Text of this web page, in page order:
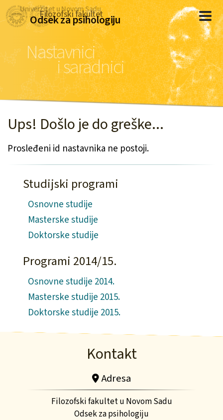
Nastavnici
i saradnici
Univerzitet u Novom Sadu
Filozofski fakultet
Odsek za psihologiju
Ups! Došlo je do greške...
Prosleđeni id nastavnika ne postoji.
Studijski programi
Osnovne studije
Masterske studije
Doktorske studije
Programi 2014/15.
Osnovne studije 2014.
Masterske studije 2015.
Doktorske studije 2015.
Kontakt
Adresa
Filozofski fakultet u Novom Sadu
Odsek za psihologiju